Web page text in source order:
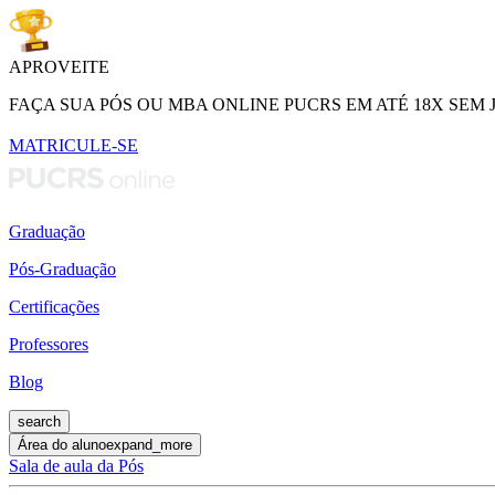
APROVEITE
FAÇA SUA PÓS OU MBA ONLINE PUCRS EM ATÉ 18X SEM
MATRICULE-SE
Graduação
Pós-Graduação
Certificações
Professores
Blog
search
Área do alunoexpand_more
Sala de aula da Pós